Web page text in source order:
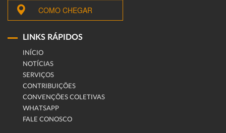
COMO CHEGAR
LINKS RÁPIDOS
INÍCIO
NOTÍCIAS
SERVIÇOS
CONTRIBUIÇÕES
CONVENÇÕES COLETIVAS
WHATSAPP
FALE CONOSCO